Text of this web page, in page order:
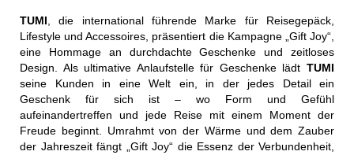
TUMI, die international führende Marke für Reisegepäck,
Lifestyle und Accessoires, präsentiert die Kampagne „Gift Joy“,
eine Hommage an durchdachte Geschenke und zeitloses
Design. Als ultimative Anlaufstelle für Geschenke lädt TUMI
seine Kunden in eine Welt ein, in der jedes Detail ein
Geschenk für sich ist – wo Form und Gefühl
aufeinandertreffen und jede Reise mit einem Moment der
Freude beginnt. Umrahmt von der Wärme und dem Zauber
der Jahreszeit fängt „Gift Joy“ die Essenz der Verbundenheit,